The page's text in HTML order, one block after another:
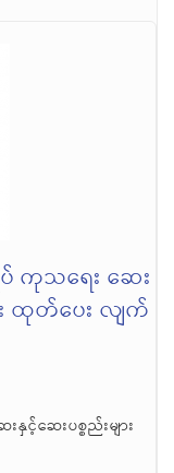
ပ် ကုသရေး ဆေး
း ထုတ်ပေး လျက်
င့်ဆေးပစ္စည်းများ